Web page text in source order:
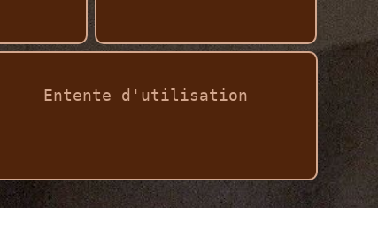
Entente d'utilisation